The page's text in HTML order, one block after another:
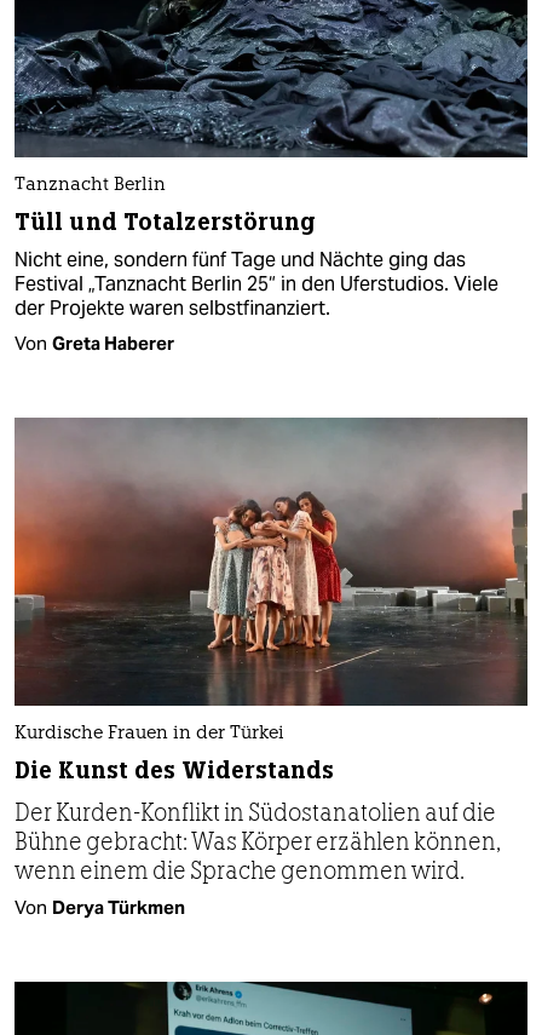
Tanznacht Berlin
Tüll und Totalzerstörung
Nicht eine, sondern fünf Tage und Nächte ging das
Festival „Tanznacht Berlin 25“ in den Uferstudios. Viele
der Projekte waren selbstfinanziert.
Von Greta Haberer
Kurdische Frauen in der Türkei
Die Kunst des Widerstands
Der Kurden-Konflikt in Südostanatolien auf die
Bühne gebracht: Was Körper erzählen können,
wenn einem die Sprache genommen wird.
Von Derya Türkmen